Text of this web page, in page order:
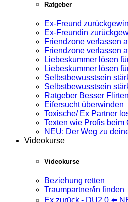
Ratgeber
Ex-Freund
Ex-Freundin
Friendzone verlassen
Friendzone verlassen
Liebeskummer lösen
Liebeskummer lösen
Selbstbewusstsein
Selbstbewusstsein
Ratgeber Besser
Eifersucht überwinden
Toxische/ Ex Partner
Texten wie Profis beim
NEU: Der Weg zu
Videokurse
Videokurse
Beziehung retten
Traumpartner/in finden
Ex zurück - DU2.0 ⬅️